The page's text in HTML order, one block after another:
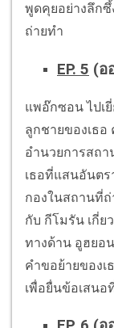
พูดคุยอย่างลึกซึ้
ถ่ายทำ
EP. 5 (อ
แพอ๊กซอน ไปเ
ลูกชายของเธอ
อำนวยการสถา
เธอที่แสนอันตร
กองในสถานที่ถ่
กับ กีโมรัน เกี่ย
ทางด้าน อูฮยอ
คำขอย้ายของ
เพื่อยื่นข้อเสนอ